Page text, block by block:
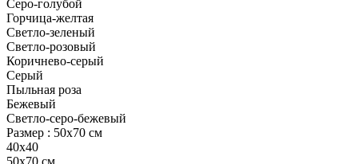
Серо-голубой
Горчица-желтая
Светло-зеленый
Светло-розовый
Коричнево-серый
Серый
Пыльная роза
Бежевый
Светло-серо-бежевый
Размер : 50х70 см
40x40
50х70 см